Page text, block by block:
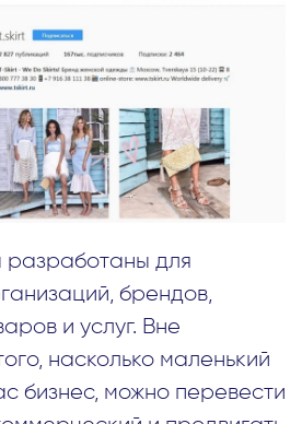
разработаны для
брендов,
и услуг. Вне
насколько маленький
бизнес, можно перевести